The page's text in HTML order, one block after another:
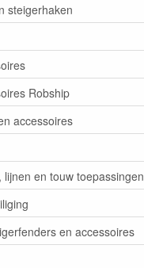
steigerhaken
Robship
accessoires
lijnen en touw toepassingen
en accessoires